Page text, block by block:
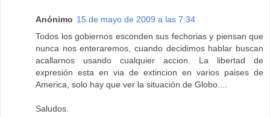
Anónimo 15 de mayo de 2009 a las 7:34
Todos los gobiernos esconden sus fechorias y piensan que
nunca nos enteraremos, cuando decidimos hablar buscan
acallarnos usando cualquier accion. La libertad de
expresión esta en via de extincion en varios paises de
America, solo hay que ver la situación de Globo....
Saludos.